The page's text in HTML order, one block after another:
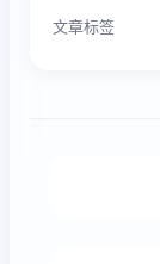
文章标签